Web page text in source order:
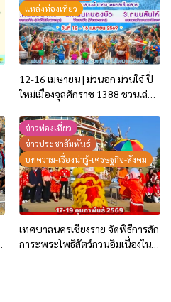
แหล่งท่องเที่ยว
12-16 เมษายน | ม่วนอก ม่วนใจ๋ ปี๋
ใหม่เมืองจุลศักราช 1388 ชวนเล่น
สันโค้ง
ข่าวท่องเที่ยว
ข่าวประชาสัมพันธ์
บทความ-เรื่องน่ารู้-เศรษฐกิจ-สังคม
เทศบาลนครเชียงราย จัดพิธีการสัก
การะพระโพธิสัตว์กวนอิมเนื่องใน